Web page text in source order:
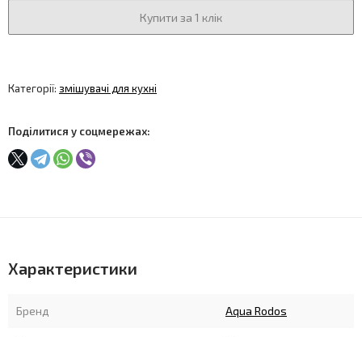
Купити за 1 клік
Категорії: змішувачі для кухні
Поділитися у соцмережах:
Характеристики
Бренд Aqua Rodos